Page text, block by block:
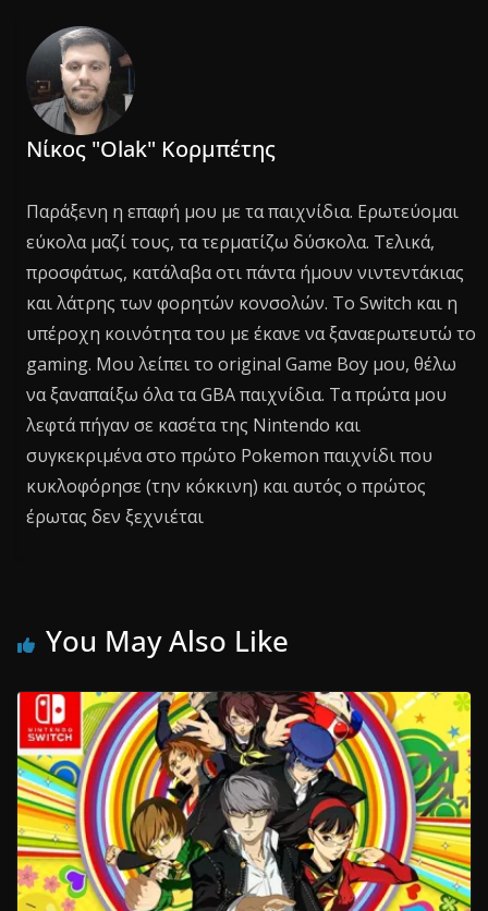
Νίκος "Olak" Κορμπέτης
Παράξενη η επαφή μου με τα παιχνίδια. Ερωτεύομαι
εύκολα μαζί τους, τα τερματίζω δύσκολα. Τελικά,
προσφάτως, κατάλαβα οτι πάντα ήμουν νιντεντάκιας
και λάτρης των φορητών κονσολών. Το Switch και η
υπέροχη κοινότητα του με έκανε να ξαναερωτευτώ το
gaming. Μου λείπει το original Game Boy μου, θέλω
να ξαναπαίξω όλα τα GBA παιχνίδια. Τα πρώτα μου
λεφτά πήγαν σε κασέτα της Nintendo και
συγκεκριμένα στο πρώτο Pokemon παιχνίδι που
κυκλοφόρησε (την κόκκινη) και αυτός ο πρώτος
έρωτας δεν ξεχνιέται
You May Also Like